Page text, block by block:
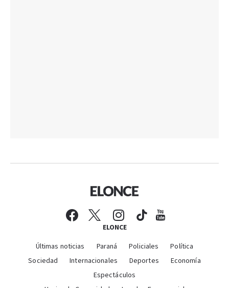
ELONCE
Últimas noticias Paraná Policiales
Política
Sociedad
Internacionales Deportes
Economía
Espectáculos